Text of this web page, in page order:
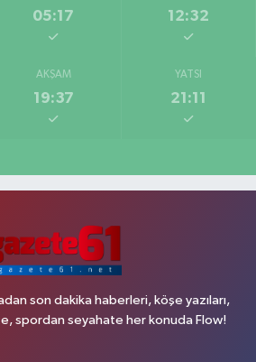
05:17 12:32
AKŞAM
19:37
YATSI
21:11
son dakika haberleri, köşe yazıları,
spordan seyahate her konuda Flow!